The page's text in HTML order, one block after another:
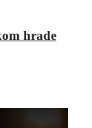
hrade